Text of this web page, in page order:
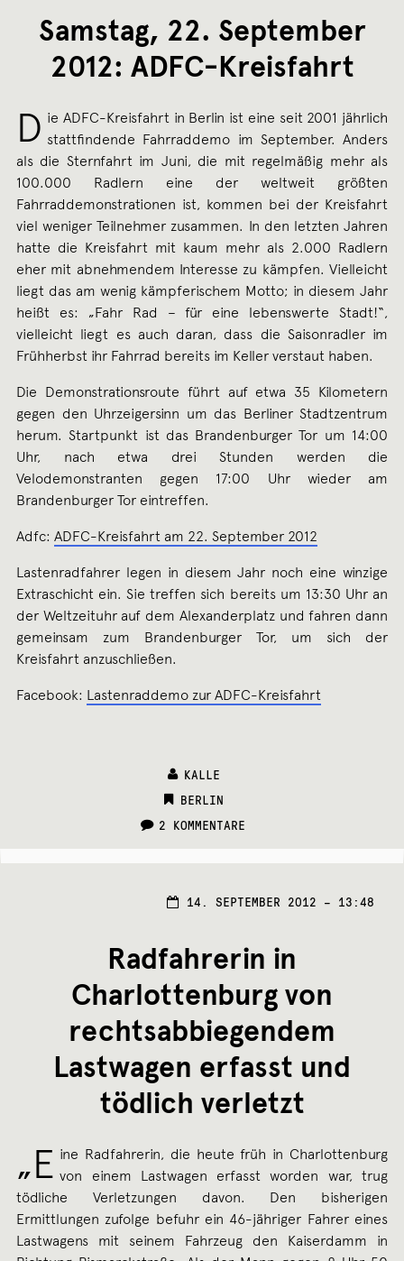
Samstag, 22. September
2012: ADFC-Kreisfahrt
D ie ADFC-Kreisfahrt in Berlin ist eine seit 2001 jährlich
stattfindende Fahrraddemo im September. Anders
als die Sternfahrt im Juni, die mit regelmäßig mehr als
100.000 Radlern eine der weltweit größten
Fahrraddemonstrationen ist, kommen bei der Kreisfahrt
viel weniger Teilnehmer zusammen. In den letzten Jahren
hatte die Kreisfahrt mit kaum mehr als 2.000 Radlern
eher mit abnehmendem Interesse zu kämpfen. Vielleicht
liegt das am wenig kämpferischem Motto; in diesem Jahr
heißt es: „Fahr Rad – für eine lebenswerte Stadt!“,
vielleicht liegt es auch daran, dass die Saisonradler im
Frühherbst ihr Fahrrad bereits im Keller verstaut haben.
Die Demonstrationsroute führt auf etwa 35 Kilometern
gegen den Uhrzeigersinn um das Berliner Stadtzentrum
herum. Startpunkt ist das Brandenburger Tor um 14:00
Uhr, nach etwa drei Stunden werden die
Velodemonstranten gegen 17:00 Uhr wieder am
Brandenburger Tor eintreffen.
Adfc: ADFC-Kreisfahrt am 22. September 2012
Lastenradfahrer legen in diesem Jahr noch eine winzige
Extraschicht ein. Sie treffen sich bereits um 13:30 Uhr an
der Weltzeituhr auf dem Alexanderplatz und fahren dann
gemeinsam zum Brandenburger Tor, um sich der
Kreisfahrt anzuschließen.
Facebook: Lastenraddemo zur ADFC-Kreisfahrt
KALLE
CATEGORIES:
BERLIN
2 KOMMENTARE
14. SEPTEMBER 2012 – 13:48
Radfahrerin in
Charlottenburg von
rechtsabbiegendem
Lastwagen erfasst und
tödlich verletzt
„E ine Radfahrerin, die heute früh in Charlottenburg
von einem Lastwagen erfasst worden war, trug
tödliche Verletzungen davon. Den bisherigen
Ermittlungen zufolge befuhr ein 46-jähriger Fahrer eines
Lastwagens mit seinem Fahrzeug den Kaiserdamm in